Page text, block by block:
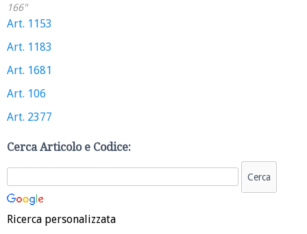
166"
Art. 1153
Art. 1183
Art. 1681
Art. 106
Art. 2377
Cerca Articolo e Codice:
Ricerca personalizzata